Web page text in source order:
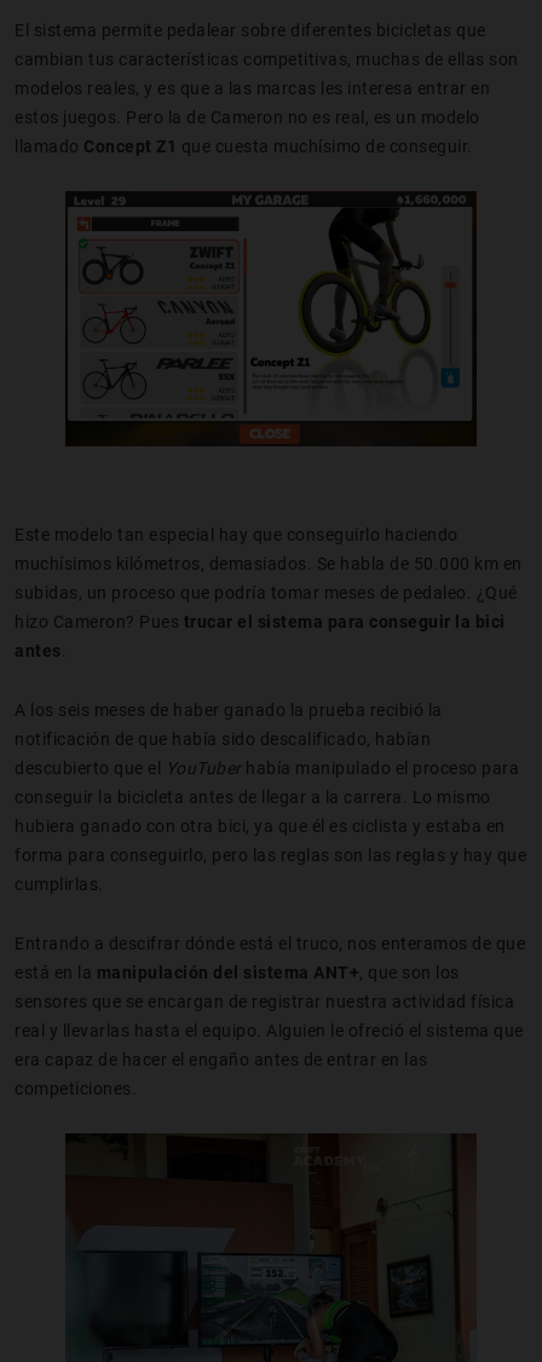
El sistema permite pedalear sobre diferentes bicicletas que
cambian tus características competitivas, muchas de ellas son
modelos reales, y es que a las marcas les interesa entrar en
estos juegos. Pero la de Cameron no es real, es un modelo
llamado Concept Z1 que cuesta muchísimo de conseguir.
Este modelo tan especial hay que conseguirlo haciendo
muchísimos kilómetros, demasiados. Se habla de 50.000 km en
subidas, un proceso que podría tomar meses de pedaleo. ¿Qué
hizo Cameron? Pues trucar el sistema para conseguir la bici
antes
A los seis meses de haber ganado la prueba recibió la
notificación de que había sido descalificado, habían
descubierto que el
YouTuber había manipulado el proceso para
conseguir la bicicleta antes de llegar a la carrera. Lo mismo
hubiera ganado con otra bici, ya que él es ciclista y estaba en
forma para conseguirlo, pero las reglas son las reglas y hay que
cumplirlas.
Entrando a descifrar dónde está el truco, nos enteramos de que
está en la manipulación del sistema ANT+ , que son los
sensores que se encargan de registrar nuestra actividad física
real y llevarlas hasta el equipo. Alguien le ofreció el sistema que
era capaz de hacer el engaño antes de entrar en las
competiciones.